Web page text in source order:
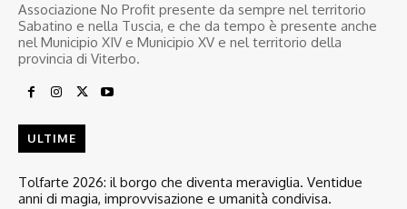
Associazione No Profit presente da sempre nel territorio
Sabatino e nella Tuscia, e che da tempo è presente anche
nel Municipio XIV e Municipio XV e nel territorio della
provincia di Viterbo.
ULTIME
Tolfarte 2026: il borgo che diventa meraviglia. Ventidue
anni di magia, improvvisazione e umanità condivisa.